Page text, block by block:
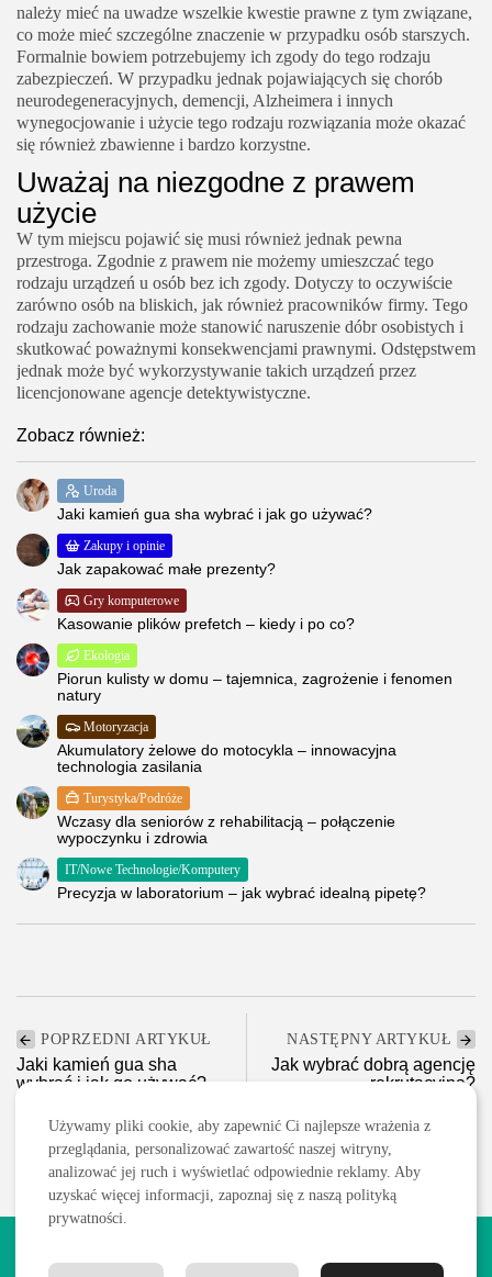
należy mieć na uwadze wszelkie kwestie prawne z tym związane,
co może mieć szczególne znaczenie w przypadku osób starszych.
Formalnie bowiem potrzebujemy ich zgody do tego rodzaju
zabezpieczeń. W przypadku jednak pojawiających się chorób
neurodegeneracyjnych, demencji, Alzheimera i innych
wynegocjowanie i użycie tego rodzaju rozwiązania może okazać
się również zbawienne i bardzo korzystne.
Uważaj na niezgodne z prawem
użycie
W tym miejscu pojawić się musi również jednak pewna
przestroga. Zgodnie z prawem nie możemy umieszczać tego
rodzaju urządzeń u osób bez ich zgody. Dotyczy to oczywiście
zarówno osób na bliskich, jak również pracowników firmy. Tego
rodzaju zachowanie może stanowić naruszenie dóbr osobistych i
skutkować poważnymi konsekwencjami prawnymi. Odstępstwem
jednak może być wykorzystywanie takich urządzeń przez
licencjonowane agencje detektywistyczne.
Zobacz również:
Uroda
Jaki kamień gua sha wybrać i jak go używać?
Zakupy i opinie
Jak zapakować małe prezenty?
Gry komputerowe
Kasowanie plików prefetch – kiedy i po co?
Ekologia
Piorun kulisty w domu – tajemnica, zagrożenie i fenomen
natury
Motoryzacja
Akumulatory żelowe do motocykla – innowacyjna
technologia zasilania
Turystyka/Podróże
Wczasy dla seniorów z rehabilitacją – połączenie
wypoczynku i zdrowia
IT/Nowe Technologie/Komputery
Precyzja w laboratorium – jak wybrać idealną pipetę?
POPRZEDNI ARTYKUŁ
Jaki kamień gua sha
wybrać i jak go używać?
Uroda
NASTĘPNY ARTYKUŁ
Jak wybrać dobrą agencję
rekrutacyjną?
są chronione prawem autorskim.
Używamy pliki cookie, aby zapewnić Ci najlepsze wrażenia z
przeglądania, personalizować zawartość naszej witryny,
analizować jej ruch i wyświetlać odpowiednie reklamy. Aby
uzyskać więcej informacji, zapoznaj się z naszą polityką
prywatności.